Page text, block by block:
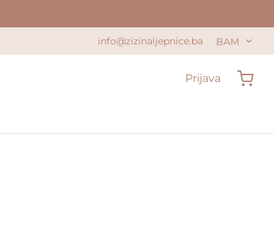
info@zizinaljepnice.ba BAM
Prijava